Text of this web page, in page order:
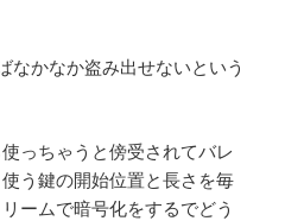
なかなか盗み出せないという
っちゃうと傍受されてバレ
う鍵の開始位置と長さを毎
ームで暗号化をするでどう